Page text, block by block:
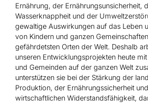
Ernährung, der Ernährungsunsicherheit,
Wasserknappheit und der
gewaltige Auswirkungen auf das Leben
von Kindern und ganzen
gefährdetsten Orten der Welt. Deshalb
unseren Entwicklungsprojekten heute
und Gemeinden auf der ganzen Welt
unterstützen sie bei der Stärkung der
Produktion, der Ernährungssicherheit
wirtschaftlichen Widerstandsfähigkeit,